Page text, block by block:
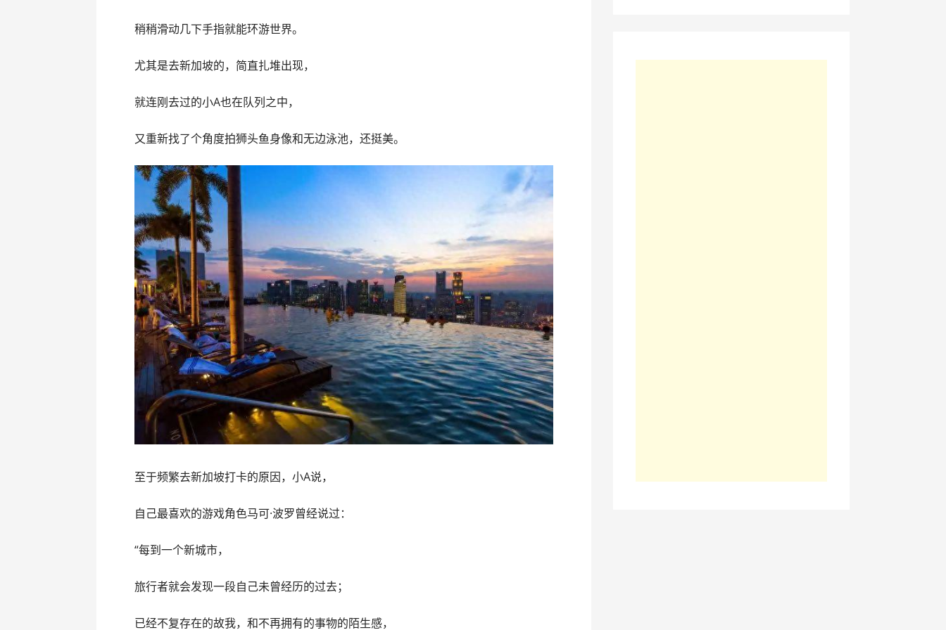
稍稍滑动几下手指就能环游世界。
尤其是去新加坡的，简直扎堆出现，
就连刚去过的小A也在队列之中，
又重新找了个角度拍狮头鱼身像和无边泳池，还挺美。
至于频繁去新加坡打卡的原因，小A说，
自己最喜欢的游戏角色马可·波罗曾经说过：
“每到一个新城市，
旅行者就会发现一段自己未曾经历的过去；
已经不复存在的故我，和不再拥有的事物的陌生感，